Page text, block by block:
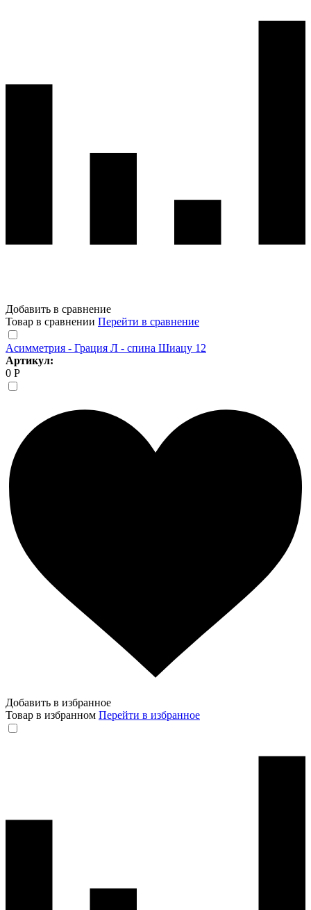
Добавить в сравнение
Товар в сравнении Перейти в сравнение
Асимметрия - Грация Л - спина Шиацу 12
Артикул:
0 Р
Добавить в избранное
Товар в избранном Перейти в избранное